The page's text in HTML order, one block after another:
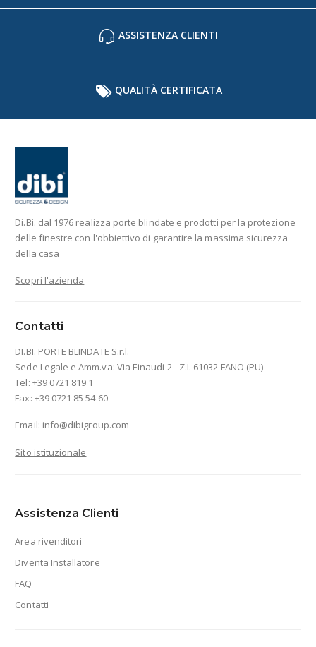
ASSISTENZA CLIENTI
QUALITÀ CERTIFICATA
Di.Bi. dal 1976 realizza porte blindate e prodotti per la protezione
delle finestre con l'obbiettivo di garantire la massima sicurezza
della casa
Scopri l'azienda
Contatti
DI.BI. PORTE BLINDATE S.r.l.
Sede Legale e Amm.va: Via Einaudi 2 - Z.I. 61032 FANO (PU)
Tel: +39 0721 819 1
Fax: +39 0721 85 54 60
Email: info@dibigroup.com
Sito istituzionale
Assistenza Clienti
Area rivenditori
Diventa Installatore
FAQ
Contatti